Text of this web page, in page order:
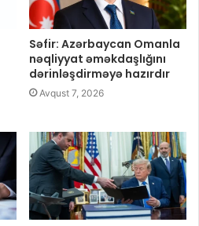
Səfir: Azərbaycan Omanla
nəqliyyat əməkdaşlığını
dərinləşdirməyə hazırdır
Avqust 7, 2026